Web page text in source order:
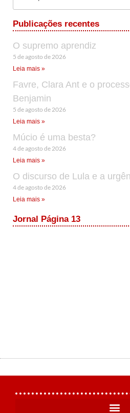
Publicações recentes
O supremo aprendiz
5 de agosto de 2026
Leia mais »
Favre, Clara Ant e o
Benjamin
5 de agosto de 2026
Leia mais »
Múcio é uma besta?
4 de agosto de 2026
Leia mais »
O discurso de Lula e a
4 de agosto de 2026
Leia mais »
Jornal Página 13